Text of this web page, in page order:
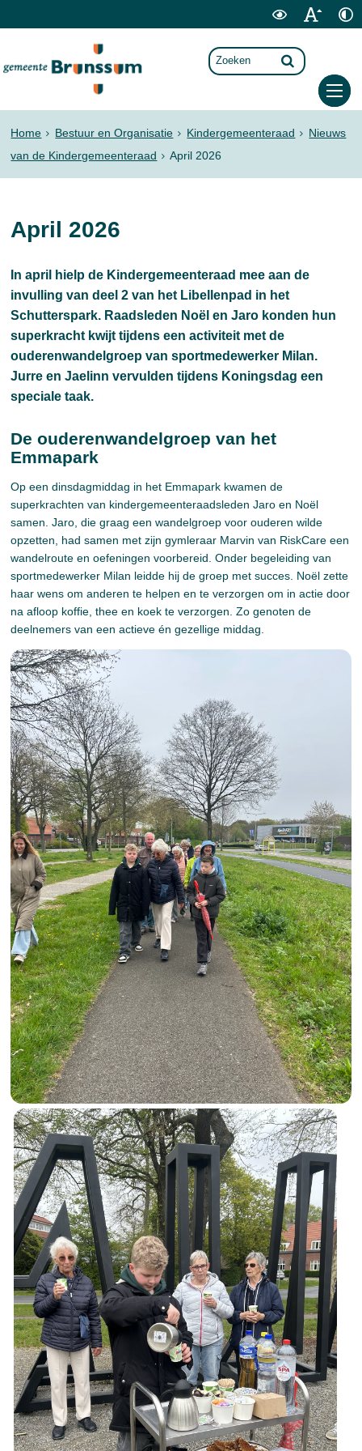
Home Bestuur en Organisatie Kindergemeenteraad
Nieuws
van de Kindergemeenteraad
April 2026
April 2026
In april hielp de Kindergemeenteraad mee aan de
invulling van deel 2 van het Libellenpad in het
Schutterspark. Raadsleden Noël en Jaro konden hun
superkracht kwijt tijdens een activiteit met de
ouderenwandelgroep van sportmedewerker Milan.
Jurre en Jaelinn vervulden tijdens Koningsdag een
speciale taak.
De ouderenwandelgroep van het
Emmapark
Op een dinsdagmiddag in het Emmapark kwamen de
superkrachten van kindergemeenteraadsleden Jaro en Noël
samen. Jaro, die graag een wandelgroep voor ouderen wilde
opzetten, had samen met zijn gymleraar Marvin van RiskCare een
wandelroute en oefeningen voorbereid. Onder begeleiding van
sportmedewerker Milan leidde hij de groep met succes. Noël zette
haar wens om anderen te helpen en te verzorgen om in actie door
na afloop koffie, thee en koek te verzorgen. Zo genoten de
deelnemers van een actieve én gezellige middag.